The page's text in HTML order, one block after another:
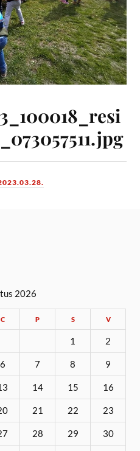
2026
C P S V
1 2
6 7 8 9
14 15 16
21 22 23
28 29 30